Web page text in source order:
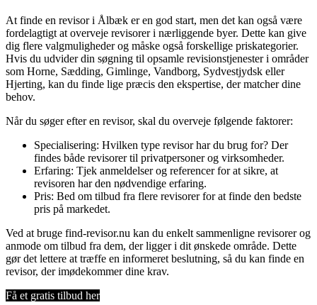
At finde en revisor i Ålbæk er en god start, men det kan også være
fordelagtigt at overveje revisorer i nærliggende byer. Dette kan give
dig flere valgmuligheder og måske også forskellige priskategorier.
Hvis du udvider din søgning til opsamle revisionstjenester i områder
som Horne, Sædding, Gimlinge, Vandborg, Sydvestjydsk eller
Hjerting, kan du finde lige præcis den ekspertise, der matcher dine
behov.
Når du søger efter en revisor, skal du overveje følgende faktorer:
Specialisering: Hvilken type revisor har du brug for? Der
findes både revisorer til privatpersoner og virksomheder.
Erfaring: Tjek anmeldelser og referencer for at sikre, at
revisoren har den nødvendige erfaring.
Pris: Bed om tilbud fra flere revisorer for at finde den bedste
pris på markedet.
Ved at bruge find-revisor.nu kan du enkelt sammenligne revisorer og
anmode om tilbud fra dem, der ligger i dit ønskede område. Dette
gør det lettere at træffe en informeret beslutning, så du kan finde en
revisor, der imødekommer dine krav.
Få et gratis tilbud her